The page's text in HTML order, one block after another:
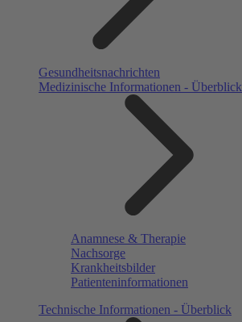
Gesundheitsnachrichten
Medizinische Informationen - Überblick
Anamnese & Therapie
Nachsorge
Krankheitsbilder
Patienteninformationen
Technische Informationen - Überblick